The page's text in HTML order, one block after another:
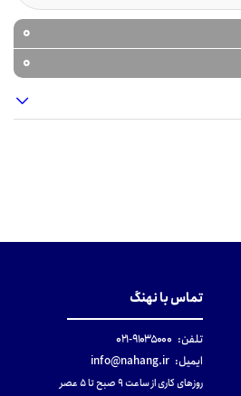
0
0
تماس با نهنگ
تلفن: ۹۱۰۳۵۰۰۰-۰۲۱
ایمیل: info@nahang.ir
روزهای کاری از ساعت ۹ صبح تا ۵ عصر